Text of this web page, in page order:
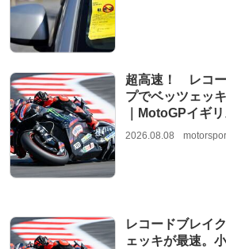
超高速！ レコー
プでベッツェッ
｜MotoGPイギ
2026.08.08
レコードブレイ
ェッキが最速。